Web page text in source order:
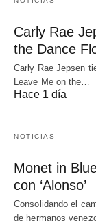
Carly Rae
the Dance
Carly Rae Jepsen
Leave Me on the…
Hace 1 día
NOTICIAS
Monet in
con ‘Alonso’
Consolidando el
de hermanos